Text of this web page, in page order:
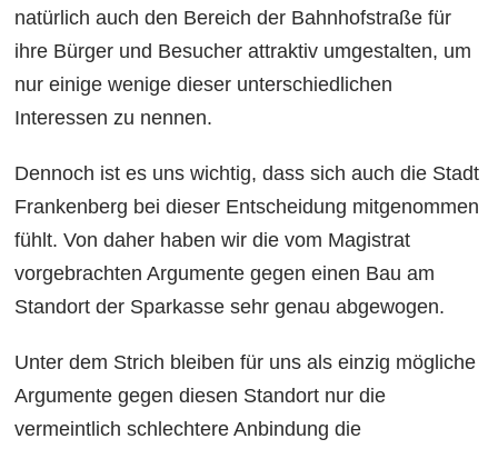
natürlich auch den Bereich der Bahnhofstraße für
ihre Bürger und Besucher attraktiv umgestalten, um
nur einige wenige dieser unterschiedlichen
Interessen zu nennen.
Dennoch ist es uns wichtig, dass sich auch die Stadt
Frankenberg bei dieser Entscheidung mitgenommen
fühlt. Von daher haben wir die vom Magistrat
vorgebrachten Argumente gegen einen Bau am
Standort der Sparkasse sehr genau abgewogen.
Unter dem Strich bleiben für uns als einzig mögliche
Argumente gegen diesen Standort nur die
vermeintlich schlechtere Anbindung die